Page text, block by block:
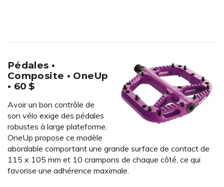
Pédales •
Composite • OneUp
• 60 $
Avoir un bon contrôle de
son vélo exige des pédales
robustes à large plateforme.
OneUp propose ce modèle
abordable comportant une grande surface de contact de
115 x 105 mm et 10 crampons de chaque côté, ce qui
favorise une adhérence maximale.